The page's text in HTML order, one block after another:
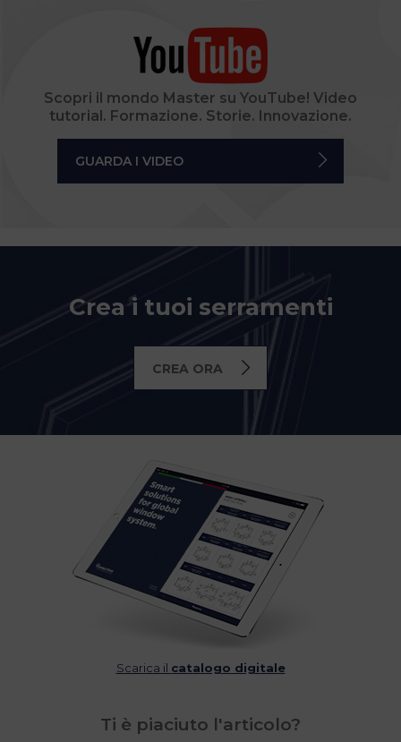
Scopri il mondo Master su YouTube! Video
tutorial. Formazione. Storie. Innovazione.
GUARDA I VIDEO
Crea i tuoi serramenti
CREA ORA
Scarica il catalogo digitale
Ti è piaciuto l'articolo?